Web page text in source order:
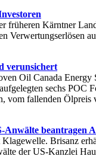
früheren Kärntner
Verwertungserlösen
verunsichert
Oil Canada
sechs POC
vom fallenden Ölpreis
Anwälte beantragen
Brisanz
der US-Kanzlei